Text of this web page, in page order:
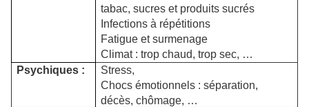
tabac, sucres et produits sucrés
Infections à répétitions
Fatigue et surmenage
Climat : trop chaud, trop sec, …
Psychiques :
Stress,
Chocs émotionnels : séparation,
décès, chômage, …